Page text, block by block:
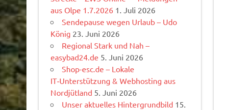
aus Olpe 1.7.2026 1. Juli 2026
Sendepause wegen Urlaub – Udo
König 23. Juni 2026
Regional Stark und Nah –
easybad24.de 5. Juni 2026
Shop-esc.de – Lokale
IT‑Unterstützung & Webhosting aus
Nordjütland 5. Juni 2026
Unser aktuelles Hintergrundbild 15.